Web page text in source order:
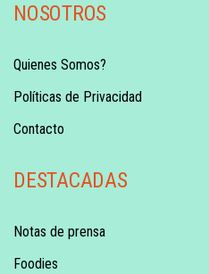
NOSOTROS
Quienes Somos?
Políticas de Privacidad
Contacto
DESTACADAS
Notas de prensa
Foodies